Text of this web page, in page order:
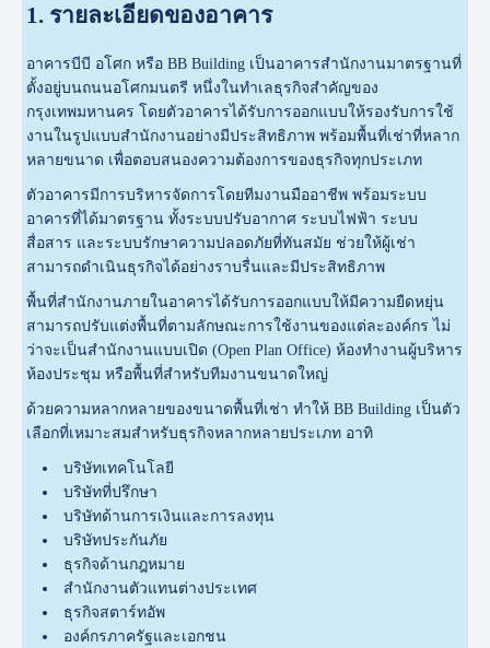
1. รายละเอียดของอาคาร
อาคารบีบี อโศก หรือ BB Building เป็นอาคารสำนักงานมาตรฐานที่
ตั้งอยู่บนถนนอโศกมนตรี หนึ่งในทำเลธุรกิจสำคัญของ
กรุงเทพมหานคร โดยตัวอาคารได้รับการออกแบบให้รองรับการใช้
งานในรูปแบบสำนักงานอย่างมีประสิทธิภาพ พร้อมพื้นที่เช่าที่หลาก
หลายขนาด เพื่อตอบสนองความต้องการของธุรกิจทุกประเภท
ตัวอาคารมีการบริหารจัดการโดยทีมงานมืออาชีพ พร้อมระบบ
อาคารที่ได้มาตรฐาน ทั้งระบบปรับอากาศ ระบบไฟฟ้า ระบบ
สื่อสาร และระบบรักษาความปลอดภัยที่ทันสมัย ช่วยให้ผู้เช่า
สามารถดำเนินธุรกิจได้อย่างราบรื่นและมีประสิทธิภาพ
พื้นที่สำนักงานภายในอาคารได้รับการออกแบบให้มีความยืดหยุ่น
สามารถปรับแต่งพื้นที่ตามลักษณะการใช้งานของแต่ละองค์กร ไม่
ว่าจะเป็นสำนักงานแบบเปิด (Open Plan Office) ห้องทำงานผู้บริหาร
ห้องประชุม หรือพื้นที่สำหรับทีมงานขนาดใหญ่
ด้วยความหลากหลายของขนาดพื้นที่เช่า ทำให้ BB Building เป็นตัว
เลือกที่เหมาะสมสำหรับธุรกิจหลากหลายประเภท อาทิ
บริษัทเทคโนโลยี
บริษัทที่ปรึกษา
บริษัทด้านการเงินและการลงทุน
บริษัทประกันภัย
ธุรกิจด้านกฎหมาย
สำนักงานตัวแทนต่างประเทศ
ธุรกิจสตาร์ทอัพ
องค์กรภาครัฐและเอกชน